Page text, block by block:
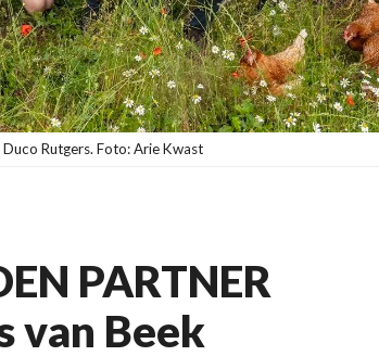
Duco Rutgers. Foto: Arie Kwast
PARTNER
van Beek